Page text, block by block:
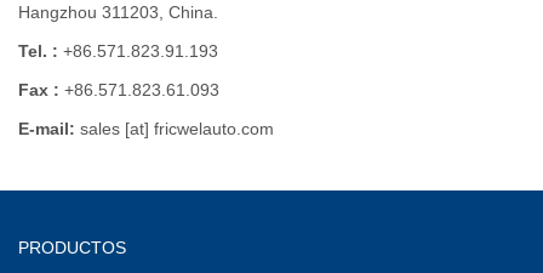
Hangzhou 311203, China.
Tel. : +86.571.823.91.193
Fax : +86.571.823.61.093
E-mail: sales [at] fricwelauto.com
PRODUCTOS